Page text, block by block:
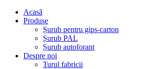
Acasă
Produse
Șurub pentru gips-carton
Șurub PAL
Șurub autoforant
Despre noi
Turul fabricii